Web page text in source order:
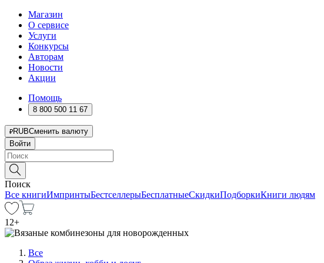
Магазин
О сервисе
Услуги
Конкурсы
Авторам
Новости
Акции
Помощь
8 800 500 11 67
RUBСменить валюту
Войти
Поиск
Все книгиИмпринтыБестселлерыБесплатныеСкидкиПодборкиКниги людям
12+
Все